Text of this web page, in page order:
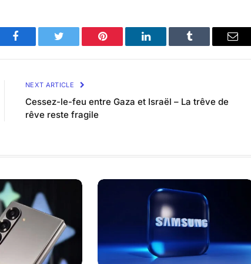
Facebook Twitter Pinterest LinkedIn Tumblr
NEXT ARTICLE
Cessez-le-feu entre Gaza et Israël – La trêve de
rêve reste fragile